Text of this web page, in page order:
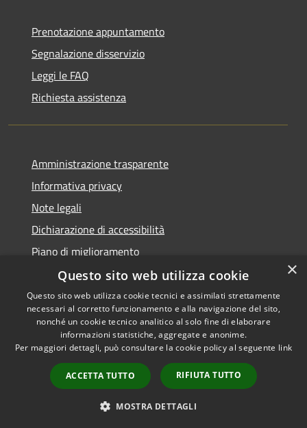
Prenotazione appuntamento
Segnalazione disservizio
Leggi le FAQ
Richiesta assistenza
Amministrazione trasparente
Informativa privacy
Note legali
Dichiarazione di accessibilità
Piano di miglioramento
Accessibilità
Privacy
Mappa del sito
Copyright © 2026 • Comune di
Castiglion Fiorentino •
Powered byMunicipium •
Accesso redazione
×
Questo sito web utilizza cookie
Questo sito web utilizza cookie tecnici e assimilati strettamente
necessari al corretto funzionamento e alla navigazione del sito,
nonché un cookie tecnico analitico al solo fine di elaborare
informazioni statistiche, aggregate e anonime.
Per maggiori dettagli, può consultare la cookie policy al seguente link
ACCETTA TUTTO RIFIUTA TUTTO
MOSTRA DETTAGLI